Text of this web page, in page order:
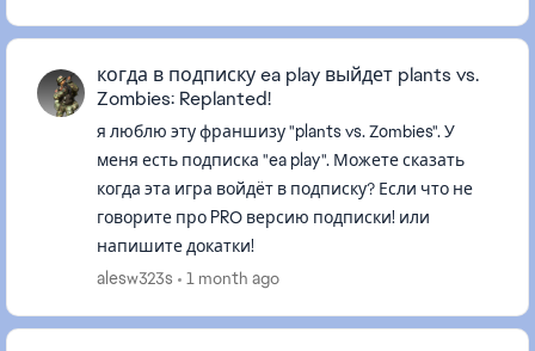
когда в подписку ea play выйдет plants vs.
Zombies: Replanted!
я люблю эту франшизу "plants vs. Zombies". У
меня есть подписка "ea play". Можете сказать
когда эта игра войдёт в подписку? Если что не
говорите про PRO версию подписки! или
напишите докатки!
alesw323s
1 month ago